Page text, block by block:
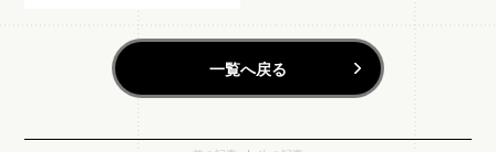
一覧へ戻る